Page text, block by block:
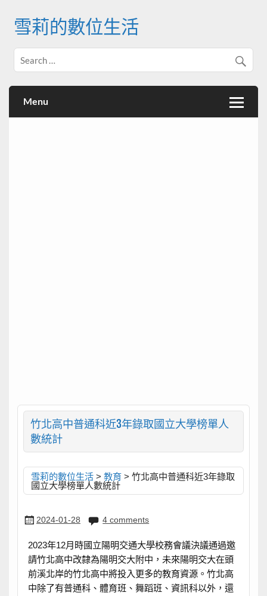
content雪莉的數位生活
Menu
竹北高中普通科近3年錄取國立大學榜單人
數統計
雪莉的數位生活 >教育 >竹北高中普通科近3年錄取
國立大學榜單人數統計
2024-01-28 4 comments
2023年12月時國立陽明交通大學校務會議決議通過邀
請竹北高中改隸為陽明交大附中，未來陽明交大在頭
前溪北岸的竹北高中將投入更多的教育資源。竹北高
中除了有普通科、體育班、舞蹈班、資訊科以外，還